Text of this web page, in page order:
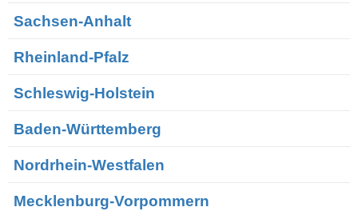
Sachsen-Anhalt
Rheinland-Pfalz
Schleswig-Holstein
Baden-Württemberg
Nordrhein-Westfalen
Mecklenburg-Vorpommern